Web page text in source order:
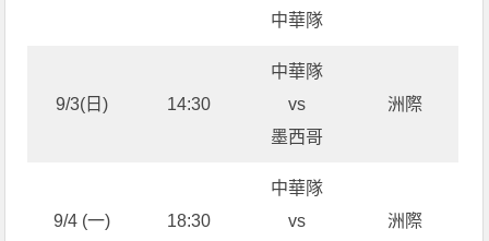
中華隊
9/3(日) 14:30
中華隊
vs
墨西哥
洲際
9/4 (一) 18:30
中華隊
vs
洲際